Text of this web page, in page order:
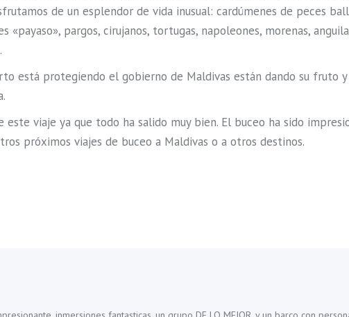
de un esplendor de vida inusual: cardúmenes de peces
«payaso», pargos, cirujanos, tortugas, napoleones, morenas,
está protegiendo el gobierno de Maldivas están dando su fruto
este viaje ya que todo ha salido muy bien. El buceo ha sido
próximos viajes de buceo a Maldivas o a otros destinos.